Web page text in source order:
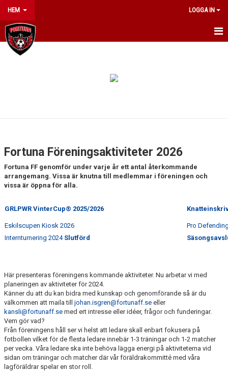
HEM LOGGA IN
HEM
AVSLUTNING 2024
GRLPWR® VINTERCUP 2025/2026
SCHEMA BOLLKALLAR / BOLLFIOR
KNATTEINSKRIVNING 2026
MATCHER
MEDLEMSKAP 2026
MEDLEMSKAP
FORTUNARABATTEN
FORTUNASHOPPEN
Fortuna Föreningsaktiviteter 2026
Fortuna FF genomför under varje år ett antal återkommande
arrangemang. Vissa är knutna till medlemmar i föreningen och
vissa är öppna för alla.
GRLPWR VinterCup® 2025/2026
Eskilscupen Kiosk 2026
Pro
Internturnering 2024 Slutförd
Här presenteras föreningens kommande aktiviteter. Nu arbetar vi med
planeringen av aktiviteter för 2024.
Känner du att du kan bidra med kunskap och genomförande så är du
välkommen att maila till johan.isgren@fortunaff.se eller
kansli@fortunaff.se med ert intresse eller idéer, frågor och funderingar.
Vem gör vad?
Från föreningens håll ser vi helst att ledare skall enbart fokusera på
fotbollen vilket för de flesta ledare innebär 1-3 träningar och 1-2 matcher
per vecka. Våra ledare ska inte behöva lägga energi på aktiviteterna vid
sidan om träningar och matcher där vår föräldrakommitté med våra
lagföräldrar spelar en stor roll.